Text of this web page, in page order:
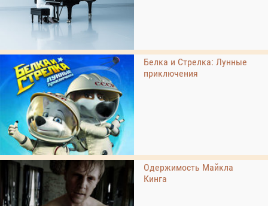
Белка и Стрелка: Лунные
приключения
Одержимость Майкла
Кинга